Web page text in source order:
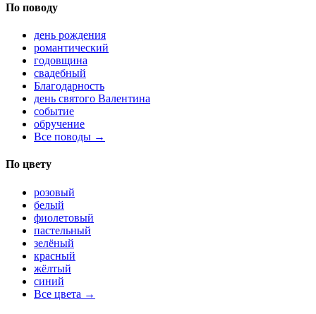
По поводу
день рождения
романтический
годовщина
свадебный
Благодарность
день святого Валентина
событие
обручение
Все поводы →
По цвету
розовый
белый
фиолетовый
пастельный
зелёный
красный
жёлтый
синий
Все цвета →